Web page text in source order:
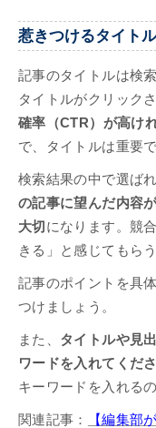
惹きつけるタイト
記事のタイトルは検
タイトルがクリック
確率（CTR）が高け
で、タイトルは重要で
検索結果の中で選ば
の記事に望んだ内容
大切 になります。競
きる」と感じてもら
記事のポイントを具
つけましょう。
また、 タイトルや見
ワードを入れてくだ
キーワードを入れる
関連記事：
【編集部